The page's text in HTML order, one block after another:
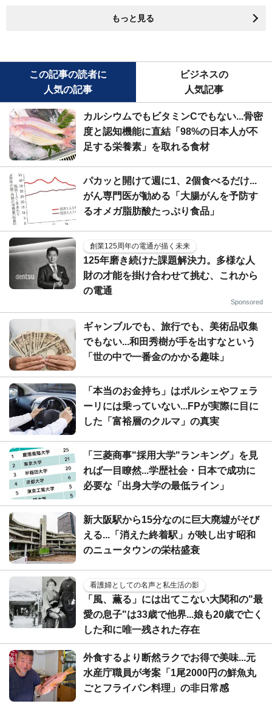
もっと見る
この記事の読者に
人気の記事
ビジネスの
人気記事
カルシウムでもビタミンCでもない...骨密
度と認知機能に直結「98%の日本人が不
足する栄養素」を取れる食材
パカッと開けて週に1、2個食べるだけ...
がん専門医が勧める「大腸がんを予防す
るオメガ脂肪酸たっぷり食品」
創業125周年の電通が描く未来
125年磨き続けた課題解決力。多様な人
財の才能を掛け合わせて挑む、これから
の電通
Sponsored
ギャンブルでも、旅行でも、美術品収集
でもない...和田秀樹が手を出すなという
「世の中で一番金のかかる趣味」
「本当のお金持ち」はポルシェやフェラ
ーリには乗っていない...FPが実際に目に
した「富裕層のクルマ」の真実
「三菱商事"採用大学"ランキング」を見
れば一目瞭然...学歴社会・日本で成功に
必要な「出身大学の最低ライン」
新大阪駅から15分なのに巨大廃墟がそび
える...「消えた終着駅」が映し出す昭和
のニュータウンの栄枯盛衰
看護婦としての名声と私生活の影
「風、薫る」には出てこない大関和の"最
愛の息子"は33歳で他界...娘も20歳で亡く
した和に唯一残された存在
外食するより断然ラクでお得で美味...元
水産庁職員が考案「1尾2000円の鮮魚丸
ごとフライパン料理」の非日常感